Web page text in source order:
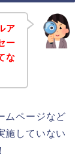
ア
ー
な
ムページなど
施していない